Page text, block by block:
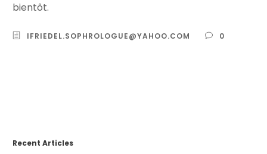
bientôt.
IFRIEDEL.SOPHROLOGUE@YAHOO.COM 0
Recent Articles